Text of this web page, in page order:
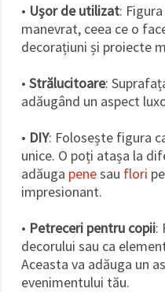
• Ușor de utilizat:
manevrat, ceea ce o
decorațiuni și proiecte
• Strălucitoare:
adăugând un aspect
• DIY: Folosește figura
unice. O poți atașa la
adăuga penesau flori
impresionant.
• Petreceri pentru copii:
decorului sau ca
Aceasta va adăuga un
evenimentului tău.